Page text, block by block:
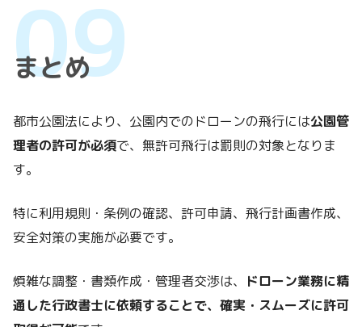
まとめ
都市公園法により、公園内でのドローンの飛行には公園管
理者の許可が必須で、無許可飛行は罰則の対象となりま
す。
特に利用規則・条例の確認、許可申請、飛行計画書作成、
安全対策の実施が必要です。
煩雑な調整・書類作成・管理者交渉は、
ドローン業務に精
通した行政書士に依頼することで、確実・スムーズに許可